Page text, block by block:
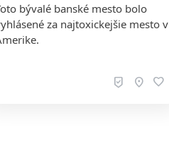
bývalé banské mesto bolo
za najtoxickejšie mesto v
beenhere location_on favorite